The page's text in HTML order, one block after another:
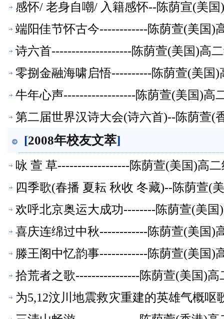
感怀/ 老身自嘲/ 入籍感怀--陈荫宣(美
端阳佳节怀古今------------陈荫萱(美国)
诗六首--------------------陈荫萱(美国)高
零捌金融海啸启悟----------陈荫萱(美国
牛年心声------------------陈荫萱(美国)高
第二届世界汉诗大会(诗六首)--陈荫萱(
[2008年校友文萃]
咏 萱 草------------------陈荫萱(美国)高
四季歌(春播 夏耘 秋收 冬藏)--陈荫萱(
欢呼北京奥运大成功--------陈荫萱(美
喜庆连绵过中秋------------陈荫萱(美国)
滕王阁中忆韵事------------陈荫萱(美国)
拾荒者之歌----------------陈荫萱(美国)高
为5,12汶川地震救灾重建的英雄气概